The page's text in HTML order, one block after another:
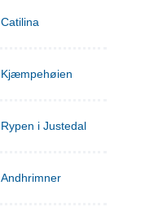
Catilina
Kjæmpehøien
Rypen i Justedal
Andhrimner